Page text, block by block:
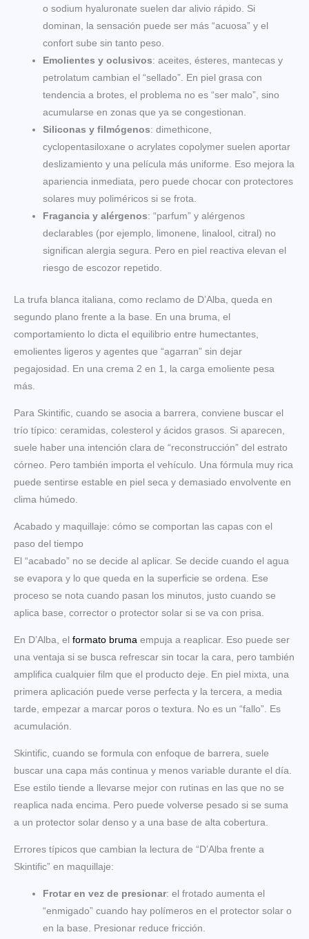
o sodium hyaluronate suelen dar alivio rápido. Si
dominan, la sensación puede ser más “acuosa” y el
confort sube sin tanto peso.
Emolientes y oclusivos: aceites, ésteres, mantecas y
petrolatum cambian el “sellado”. En piel grasa con
tendencia a brotes, el problema no es “ser malo”, sino
acumularse en zonas que ya se congestionan.
Siliconas y filmógenos: dimethicone,
cyclopentasiloxane o acrylates copolymer suelen aportar
deslizamiento y una película más uniforme. Eso mejora la
apariencia inmediata, pero puede chocar con protectores
solares muy poliméricos si se frota.
Fragancia y alérgenos: “parfum” y alérgenos
declarables (por ejemplo, limonene, linalool, citral) no
significan alergia segura. Pero en piel reactiva elevan el
riesgo de escozor repetido.
La trufa blanca italiana, como reclamo de D’Alba, queda en
segundo plano frente a la base. En una bruma, el
comportamiento lo dicta el equilibrio entre humectantes,
emolientes ligeros y agentes que “agarran” sin dejar
pegajosidad. En una crema 2 en 1, la carga emoliente pesa
más.
Para Skintific, cuando se asocia a barrera, conviene buscar el
trío típico: ceramidas, colesterol y ácidos grasos. Si aparecen,
suele haber una intención clara de “reconstrucción” del estrato
córneo. Pero también importa el vehículo. Una fórmula muy rica
puede sentirse estable en piel seca y demasiado envolvente en
clima húmedo.
Acabado y maquillaje: cómo se comportan las capas con el
paso del tiempo
El “acabado” no se decide al aplicar. Se decide cuando el agua
se evapora y lo que queda en la superficie se ordena. Ese
proceso se nota cuando pasan los minutos, justo cuando se
aplica base, corrector o protector solar si se va con prisa.
En D’Alba, el formato bruma empuja a reaplicar. Eso puede ser
una ventaja si se busca refrescar sin tocar la cara, pero también
amplifica cualquier film que el producto deje. En piel mixta, una
primera aplicación puede verse perfecta y la tercera, a media
tarde, empezar a marcar poros o textura. No es un “fallo”. Es
acumulación.
Skintific, cuando se formula con enfoque de barrera, suele
buscar una capa más continua y menos variable durante el día.
Ese estilo tiende a llevarse mejor con rutinas en las que no se
reaplica nada encima. Pero puede volverse pesado si se suma
a un protector solar denso y a una base de alta cobertura.
Errores típicos que cambian la lectura de “D’Alba frente a
Skintific” en maquillaje:
Frotar en vez de presionar: el frotado aumenta el
“enmigado” cuando hay polímeros en el protector solar o
en la base. Presionar reduce fricción.